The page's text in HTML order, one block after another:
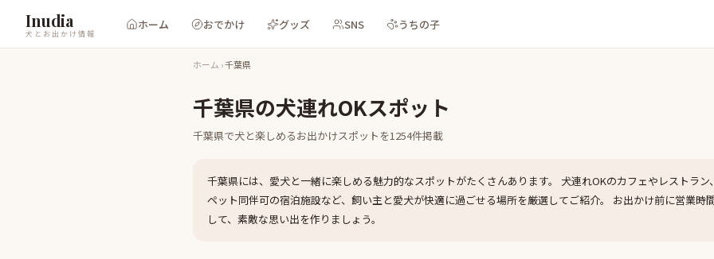
Inudia
犬とお出かけ情報
ホーム おでかけ グッズ SNS うちの子
ホーム ›千葉県
千葉県の犬連れOKスポット
千葉県で犬と楽しめるお出かけスポットを1254件掲載
千葉県には、愛犬と一緒に楽しめる魅力的なスポットがたくさんあります。 犬連れOKのカフェやレストラ
ペット同伴可の宿泊施設など、飼い主と愛犬が快適に過ごせる場所を厳選してご紹介。 お出かけ前に営業時
して、素敵な思い出を作りましょう。